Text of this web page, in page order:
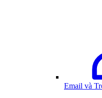
Email và